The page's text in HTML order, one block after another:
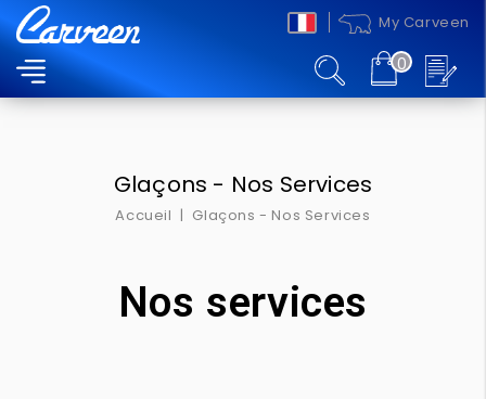
My Carveen
0
MENU
Glaçons - Nos Services
Accueil Glaçons - Nos Services
Nos services